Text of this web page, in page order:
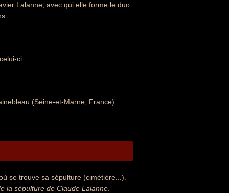
Lalanne, avec qui elle forme le duo
ci.
(Seine-et-Marne, France).
se trouve sa sépulture (cimétière...).
la sépulture de Claude Lalanne